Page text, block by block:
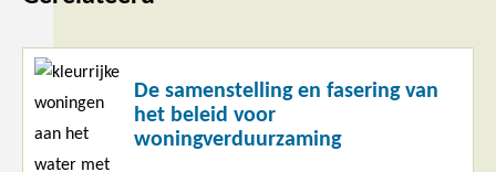
De samenstelling en fasering van
het beleid voor
woningverduurzaming
Lees